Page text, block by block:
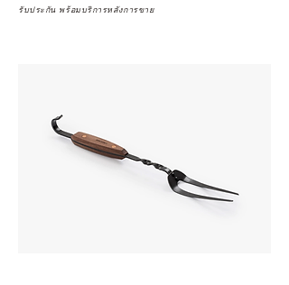
รับประกัน พร้อมบริการหลังการขาย